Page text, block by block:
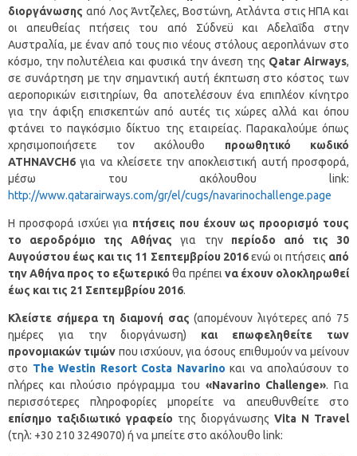
διοργάνωσης από Λος Άντζελες, Βοστώνη, Ατλάντα στις ΗΠΑ και
οι απευθείας πτήσεις του από Σύδνεϋ και Αδελαΐδα στην
Αυστραλία, με έναν από τους πιο νέους στόλους αεροπλάνων στο
κόσμο, την πολυτέλεια και φυσικά την άνεση της Qatar Airways,
σε συνάρτηση με την σημαντική αυτή έκπτωση στο κόστος των
αεροπορικών εισιτηρίων, θα αποτελέσουν ένα επιπλέον κίνητρο
για την άφιξη επισκεπτών από αυτές τις χώρες αλλά και όπου
φτάνει το παγκόσμιο δίκτυο της εταιρείας. Παρακαλούμε όπως
χρησιμοποιήσετε τον ακόλουθο προωθητικό κωδικό
ATHNAVCH6 για να κλείσετε την αποκλειστική αυτή προσφορά,
μέσω του ακόλουθου link:
http://www.qatarairways.com/gr/el/cugs/navarinochallenge.page
Η προσφορά ισχύει για πτήσεις που έχουν ως προορισμό τους
το αεροδρόμιο της Αθήνας για την περίοδο από τις 30
Αυγούστου έως και τις 11 Σεπτεμβρίου 2016ενώ οι πτήσεις από
την Αθήνα προς το εξωτερικό θα πρέπει να έχουν ολοκληρωθεί
έως και τις 21 Σεπτεμβρίου 2016.
Κλείστε σήμερα τη διαμονή σας(απομένουν λιγότερες από 75
ημέρες για την διοργάνωση) και επωφεληθείτε των
προνομιακών τιμών που ισχύουν, για όσους επιθυμούν να μείνουν
στo The Westin Resort Costa Navarino και να απολαύσουν το
πλήρες και πλούσιο πρόγραμμα του «Navarino Challenge». Για
περισσότερες πληροφορίες μπορείτε να απευθυνθείτε στο
επίσημο ταξιδιωτικό γραφείο της διοργάνωσης Vita N Travel
(τηλ: +30 210 3249070) ή να μπείτε στο ακόλουθο link: